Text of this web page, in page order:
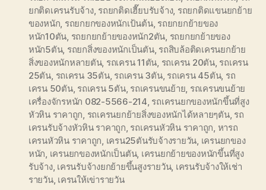
ยกติดเครนรับจ้าง, รถยกติดเฮี๊ยบรับจ้าง, รถยกติดแขนยกย้าย
ของหนัก, รถยกยกของหนักเป้นต้น, รถยกยกย้ายของ
หนัก10ตัน, รถยกยกย้ายของหนัก2ตัน, รถยกยกย้ายของ
หนัก5ตัน, รถยกสิ่งของหนักเป็นตัน, รถสิบล้อติดเครนยกย้าย
สิ่งของหนักหลายตัน, รถเครน 11ตัน, รถเครน 20ตัน, รถเครน
25ตัน, รถเครน 35ตัน, รถเครน 3ตัน, รถเครน 45ตัน, รถ
เครน 50ตัน, รถเครน 5ตัน, รถเครนขนย้าย, รถเครนขนย้าย
เครื่องจักรหนัก 082-5566-214, รถเครนยกของหนักขึ้นที่สูง
หัวหิน ราคาถูก, รถเครนยกย้ายสิ่งของหนักได้หลายๆตัน, รถ
เครนรับจ้างหัวหิน ราคาถูก, รถเครนหัวหิน ราคาถูก, หารถ
เครนหัวหิน ราคาถูก, เครน25ตันรับจ้างรายวัน, เครนยกของ
หนัก, เครนยกของหนักเป็นตัน, เครนยกย้ายของหนักขึ้นที่สูง
รับจ้าง, เครนรับจ้างยกย้ายขึ้นสูงรายวัน, เครนรับจ้างให้เช่า
รายวัน, เครนให้เข่ารายวัน